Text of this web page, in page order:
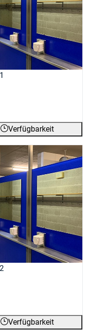
Verfügbarkeit
Verfügbarkeit